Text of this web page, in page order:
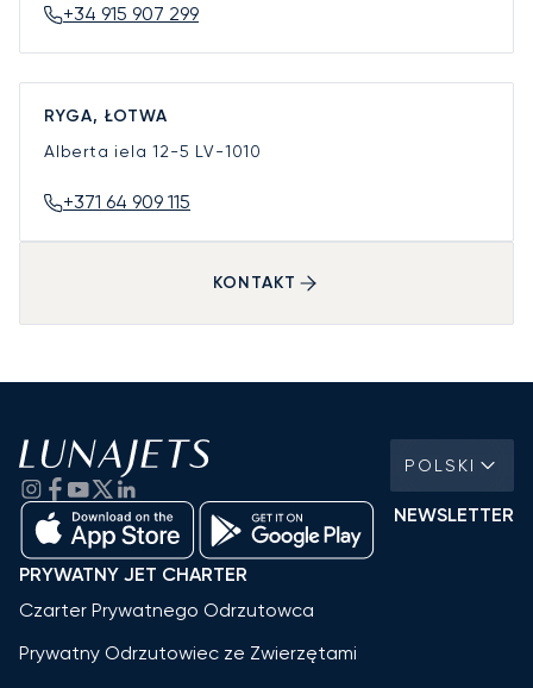
+34 915 907 299
RYGA, ŁOTWA
Alberta iela 12-5 LV-1010
+371 64 909 115
KONTAKT
POLSKI
NEWSLETTER
PRYWATNY JET CHARTER
Czarter Prywatnego Odrzutowca
Prywatny Odrzutowiec ze Zwierzętami